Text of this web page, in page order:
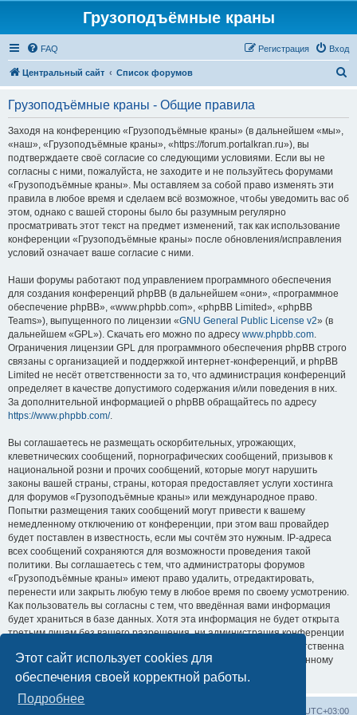
Этот сайт использует cookies для
обеспечения своей корректной работы.
Подробнее
Грузоподъёмные краны
FAQ Вход
Регистрация
Центральный сайт Список форумов
Грузоподъёмные краны - Общие правила
Заходя на конференцию «Грузоподъёмные краны» (в дальнейшем «мы»,
«наш», «Грузоподъёмные краны», «https://forum.portalkran.ru»), вы
подтверждаете своё согласие со следующими условиями. Если вы не
согласны с ними, пожалуйста, не заходите и не пользуйтесь форумами
«Грузоподъёмные краны». Мы оставляем за собой право изменять эти
правила в любое время и сделаем всё возможное, чтобы уведомить вас об
этом, однако с вашей стороны было бы разумным регулярно
просматривать этот текст на предмет изменений, так как использование
конференции «Грузоподъёмные краны» после обновления/исправления
условий означает ваше согласие с ними.
Наши форумы работают под управлением программного обеспечения
для создания конференций phpBB (в дальнейшем «они», «программное
обеспечение phpBB», «www.phpbb.com», «phpBB Limited», «phpBB
Teams»), выпущенного по лицензии «GNU General Public License v2» (в
дальнейшем «GPL»). Скачать его можно по адресу www.phpbb.com.
Ограничения лицензии GPL для программного обеспечения phpBB строго
связаны с организацией и поддержкой интернет-конференций, и phpBB
Limited не несёт ответственности за то, что администрация конференций
определяет в качестве допустимого содержания и/или поведения в них.
За дополнительной информацией о phpBB обращайтесь по адресу
https://www.phpbb.com/.
Вы соглашаетесь не размещать оскорбительных, угрожающих,
клеветнических сообщений, порнографических сообщений, призывов к
национальной розни и прочих сообщений, которые могут нарушить
законы вашей страны, страны, которая предоставляет услуги хостинга
для форумов «Грузоподъёмные краны» или международное право.
Попытки размещения таких сообщений могут привести к вашему
немедленному отключению от конференции, при этом ваш провайдер
будет поставлен в известность, если мы сочтём это нужным. IP-адреса
всех сообщений сохраняются для возможности проведения такой
политики. Вы соглашаетесь с тем, что администраторы форумов
«Грузоподъёмные краны» имеют право удалить, отредактировать,
перенести или закрыть любую тему в любое время по своему усмотрению.
Как пользователь вы согласны с тем, что введённая вами информация
будет храниться в базе данных. Хотя эта информация не будет открыта
третьим лицам без вашего разрешения, ни администрация конференции
«Грузоподъёмные краны», ни phpBB Limited не может быть ответственна
за действия хакеров, которые могут привести к несанкционированному
доступу к ней.
UTC+03:00